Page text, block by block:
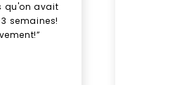
qu'on avait
semaines!